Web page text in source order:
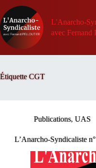
au
contenu
L'Anarcho-
avec
ÉtiquetteCGT
Publications, UAS
L’Anarcho-Syndicaliste